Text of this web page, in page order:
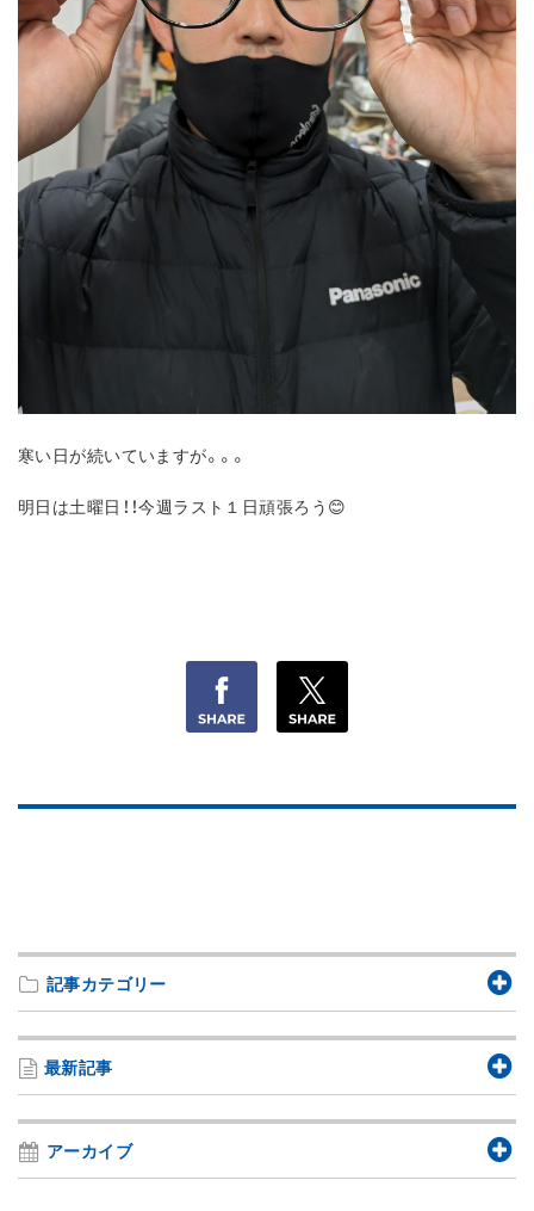
寒い日が続いていますが。。。
明日は土曜日！！今週ラスト１日頑張ろう😊
記事カテゴリー
最新記事
アーカイブ